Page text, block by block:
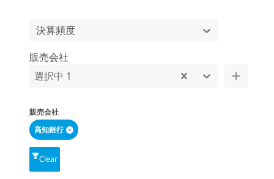
決算頻度
販売会社
選択中 1
販売会社
高知銀行
Clear